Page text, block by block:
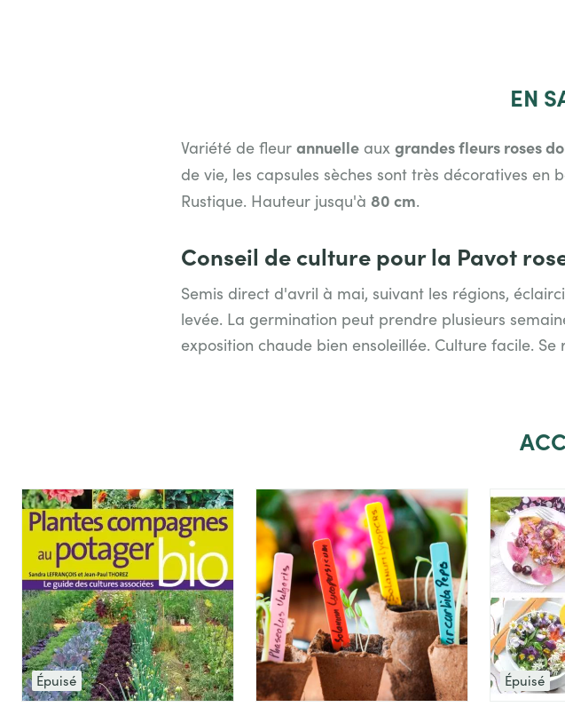
EN
Variété de fleur annuelle aux grandes fleurs roses
de vie, les capsules sèches sont très décoratives en
Rustique. Hauteur jusqu'à 80 cm.
Conseil de culture pour la Pavot
Semis direct d'avril à mai, suivant les régions,
levée. La germination peut prendre plusieurs
exposition chaude bien ensoleillée. Culture facile.
Épuisé Épuisé